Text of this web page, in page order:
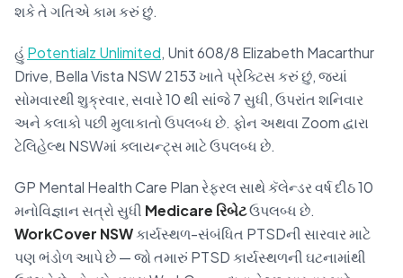
શકે તે ગતિએ કામ કરું છું.
હું Potentialz Unlimited, Unit 608/8 Elizabeth Macarthur
Drive, Bella Vista NSW 2153 ખાતે પ્રેક્ટિસ કરું છું, જ્યાં
સોમવારથી શુક્રવાર, સવારે 10 થી સાંજે 7 સુધી, ઉપરાંત શનિવાર
અને કલાકો પછી મુલાકાતો ઉપલબ્ધ છે. ફોન અથવા Zoom દ્વારા
ટેલિહેલ્થ NSWમાં ક્લાયન્ટ્સ માટે ઉપલબ્ધ છે.
GP Mental Health Care Plan રેફરલ સાથે કૅલેન્ડર વર્ષ દીઠ 10
મનોવિજ્ઞાન સત્રો સુધી Medicare રિબેટઉપલબ્ધ છે.
WorkCover NSWકાર્યસ્થળ-સંબંધિત PTSDની સારવાર માટે
પણ ભંડોળ આપે છે — જો તમારું PTSD કાર્યસ્થળની ઘટનામાંથી